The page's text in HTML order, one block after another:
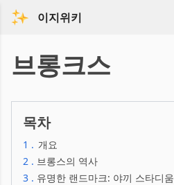
이지위키
브롱크스
목차
1 . 개요
2 . 브롱스의 역사
3 . 유명한 랜드마크: 야끼 스타디움